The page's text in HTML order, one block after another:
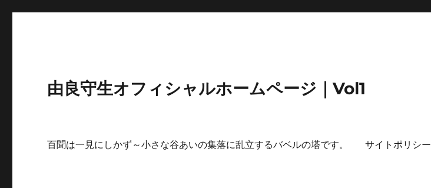
由良守生オフィシャルホームページ｜Vol1
百聞は一見にしかず～小さな谷あいの集落に乱立するバベルの塔です。 サイトポリシー